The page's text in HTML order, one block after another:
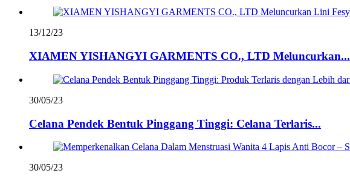
13/12/23
XIAMEN YISHANGYI GARMENTS CO., LTD Meluncurkan...
30/05/23
Celana Pendek Bentuk Pinggang Tinggi: Celana Terlaris...
30/05/23